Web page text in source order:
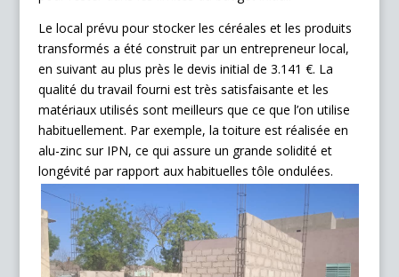
Le local prévu pour stocker les céréales et les produits
transformés a été construit par un entrepreneur local,
en suivant au plus près le devis initial de 3.141 €. La
qualité du travail fourni est très satisfaisante et les
matériaux utilisés sont meilleurs que ce que l’on utilise
habituellement. Par exemple, la toiture est réalisée en
alu-zinc sur IPN, ce qui assure un grande solidité et
longévité par rapport aux habituelles tôle ondulées.